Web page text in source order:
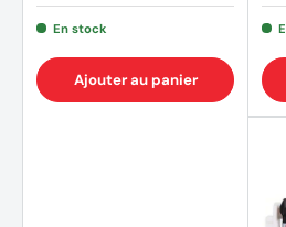
En stock
Ajouter au panier